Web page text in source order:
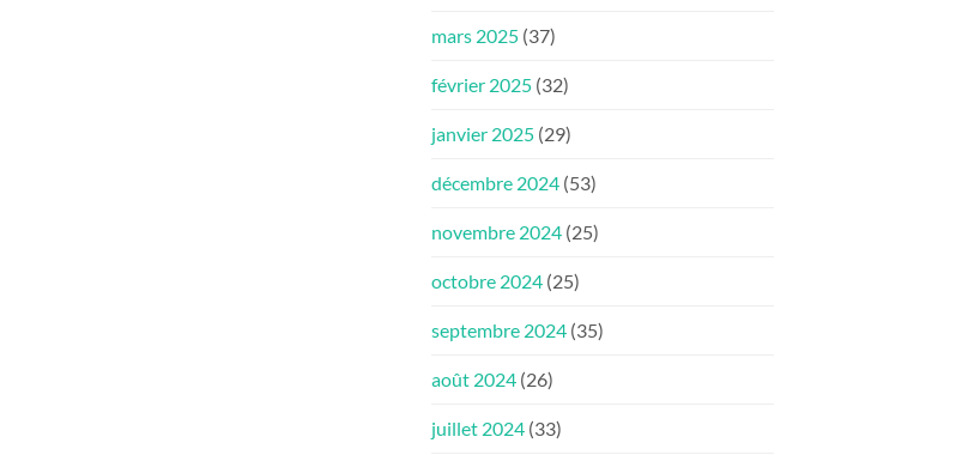
mars 2025 (37)
février 2025 (32)
janvier 2025 (29)
décembre 2024 (53)
novembre 2024 (25)
octobre 2024 (25)
septembre 2024 (35)
août 2024 (26)
juillet 2024 (33)